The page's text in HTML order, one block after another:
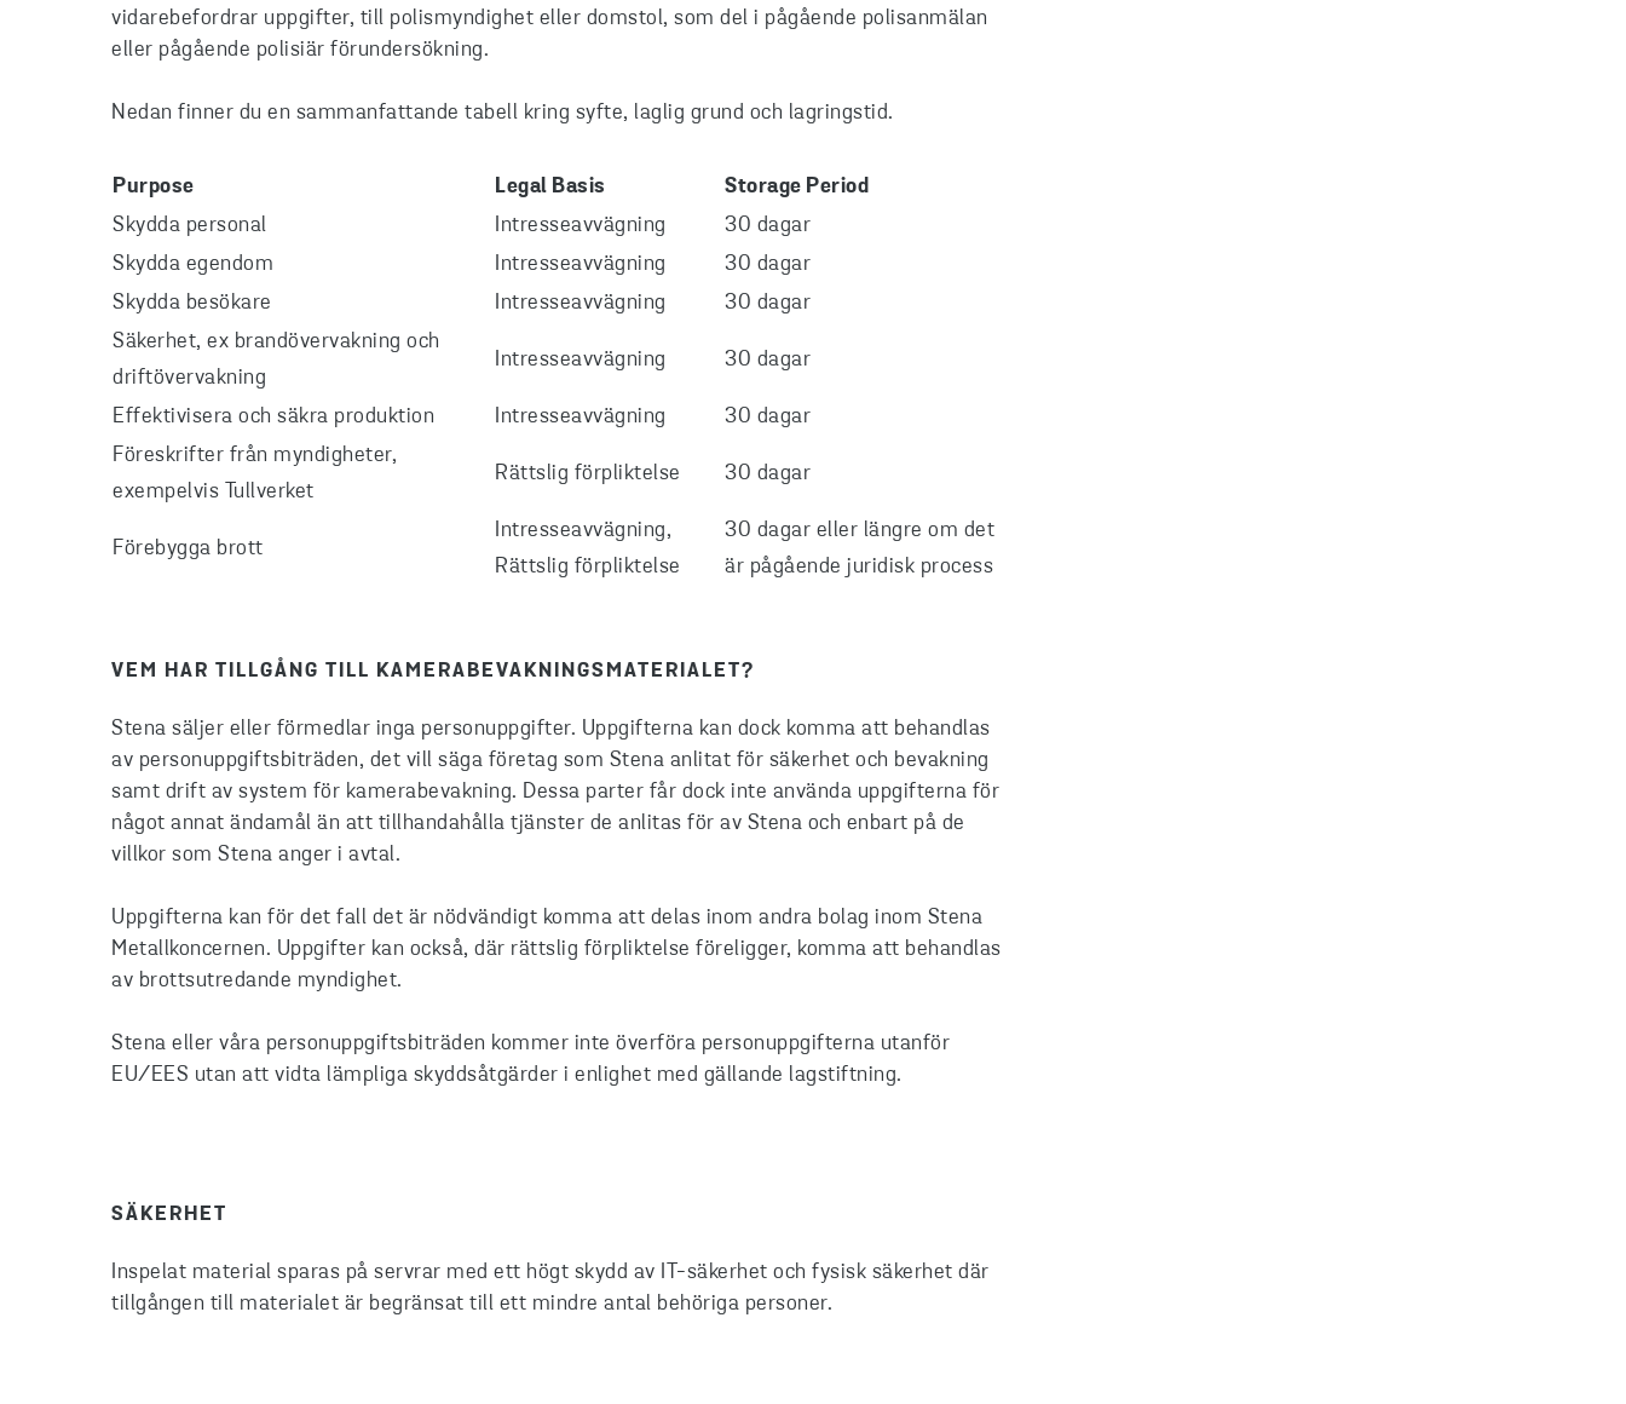
vidarebefordrar uppgifter, till polismyndighet eller domstol, som del i pågående polisanmälan
eller pågående polisiär förundersökning.
Nedan finner du en sammanfattande tabell kring syfte, laglig grund och lagringstid.
Purpose Legal Basis
Storage Period
Skydda personal
Intresseavvägning
30 dagar
Skydda egendom
Intresseavvägning
30 dagar
Skydda besökare
Intresseavvägning
30 dagar
Säkerhet, ex brandövervakning och
driftövervakning
Intresseavvägning 30 dagar
Effektivisera och säkra produktion Intresseavvägning
30 dagar
Föreskrifter från myndigheter,
exempelvis Tullverket
Rättslig förpliktelse 30 dagar
Förebygga brott
Intresseavvägning,
Rättslig förpliktelse
30 dagar eller längre om det
är pågående juridisk process
VEM HAR TILLGÅNG TILL KAMERABEVAKNINGSMATERIALET?
Stena säljer eller förmedlar inga personuppgifter. Uppgifterna kan dock komma att behandlas
av personuppgiftsbiträden, det vill säga företag som Stena anlitat för säkerhet och bevakning
samt drift av system för kamerabevakning. Dessa parter får dock inte använda uppgifterna för
något annat ändamål än att tillhandahålla tjänster de anlitas för av Stena och enbart på de
villkor som Stena anger i avtal.
Uppgifterna kan för det fall det är nödvändigt komma att delas inom andra bolag inom Stena
Metallkoncernen. Uppgifter kan också, där rättslig förpliktelse föreligger, komma att behandlas
av brottsutredande myndighet.
Stena eller våra personuppgiftsbiträden kommer inte överföra personuppgifterna utanför
EU/EES utan att vidta lämpliga skyddsåtgärder i enlighet med gällande lagstiftning.
SÄKERHET
Inspelat material sparas på servrar med ett högt skydd av IT-säkerhet och fysisk säkerhet där
tillgången till materialet är begränsat till ett mindre antal behöriga personer.